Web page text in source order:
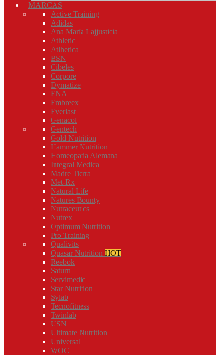
MARCAS
Active Training
Adidas
Ana María Lajjusticia
Athletic
Atlhetica
BSN
Cibeles
Corpore
Dymatize
ENA
Embreex
Everlast
Genacol
Gentech
Gold Nutrition
Hammer Nutrition
Homeopatia Alemana
Integral Medica
Madre Tierra
Met-Rx
Natural Life
Natures Bounty
Nutraceutics
Nutrex
Optimum Nutrition
Pro Training
Qualivits
Quasar Nutrition HOT
Reebok
Saturn
Servimedic
Star Nutrition
Sylab
Tecnofitness
Twinlab
USN
Ultimate Nutrition
Universal
WOC